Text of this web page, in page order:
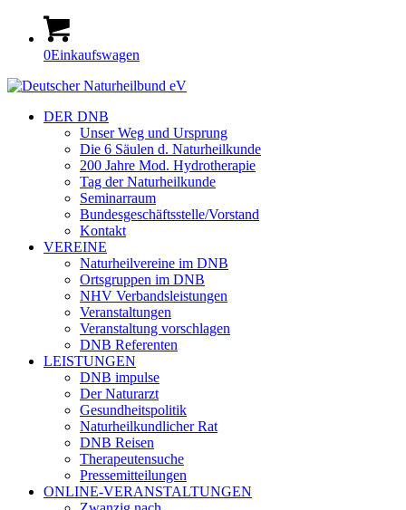
0Einkaufswagen
DER DNB
Unser Weg und Ursprung
Die 6 Säulen d. Naturheilkunde
200 Jahre Mod. Hydrotherapie
Tag der Naturheilkunde
Seminarraum
Bundesgeschäftsstelle/Vorstand
Kontakt
VEREINE
Naturheilvereine im DNB
Ortsgruppen im DNB
NHV Verbandsleistungen
Veranstaltungen
Veranstaltung vorschlagen
DNB Referenten
LEISTUNGEN
DNB impulse
Der Naturarzt
Gesundheitspolitik
Naturheilkundlicher Rat
DNB Reisen
Therapeutensuche
Pressemitteilungen
ONLINE-VERANSTALTUNGEN